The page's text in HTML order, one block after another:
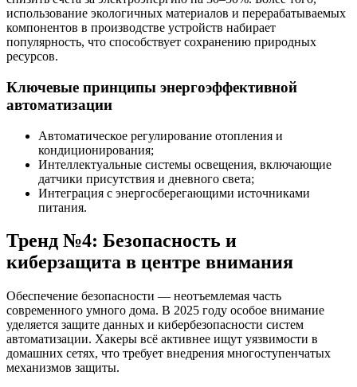
использование экологичных материалов и перерабатываемых
компонентов в производстве устройств набирает
популярность, что способствует сохранению природных
ресурсов.
Ключевые принципы энергоэффективной
автоматизации
Автоматическое регулирование отопления и
кондиционирования;
Интеллектуальные системы освещения, включающие
датчики присутствия и дневного света;
Интеграция с энергосберегающими источниками
питания.
Тренд №4: Безопасность и
киберзащита в центре внимания
Обеспечение безопасности — неотъемлемая часть
современного умного дома. В 2025 году особое внимание
уделяется защите данных и кибербезопасности систем
автоматизации. Хакеры всё активнее ищут уязвимости в
домашних сетях, что требует внедрения многоступенчатых
механизмов защиты.